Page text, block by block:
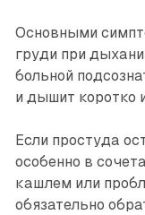
Основными
груди при
больной
и дышит коротко
Если простуда
особенно в
кашлем или
обязательно